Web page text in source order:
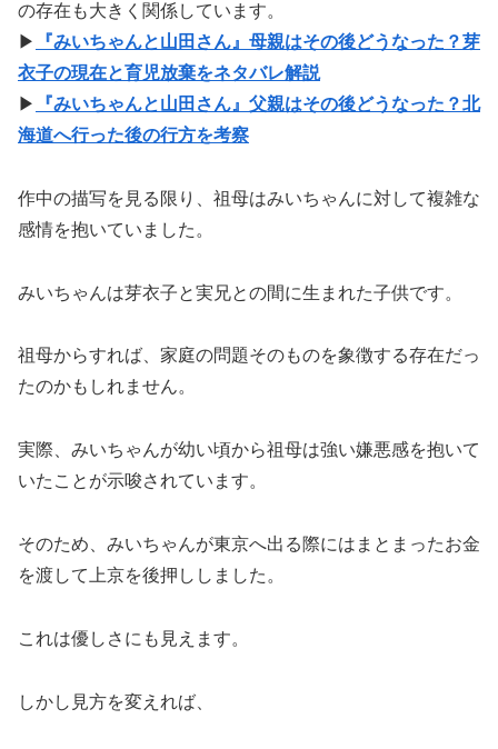
の存在も大きく関係しています。
▶
『みいちゃんと山田さん』母親はその後どうなった？芽
衣子の現在と育児放棄をネタバレ解説
▶
『みいちゃんと山田さん』父親はその後どうなった？北
海道へ行った後の行方を考察
作中の描写を見る限り、祖母はみいちゃんに対して複雑な
感情を抱いていました。
みいちゃんは芽衣子と実兄との間に生まれた子供です。
祖母からすれば、家庭の問題そのものを象徴する存在だっ
たのかもしれません。
実際、みいちゃんが幼い頃から祖母は強い嫌悪感を抱いて
いたことが示唆されています。
そのため、みいちゃんが東京へ出る際にはまとまったお金
を渡して上京を後押ししました。
これは優しさにも見えます。
しかし見方を変えれば、